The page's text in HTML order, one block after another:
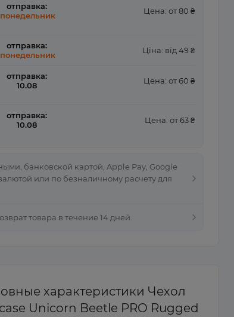
банковской картой, Apple Pay, Google
или по безналичному расчету для
отправка:
понедельник
Цена: от 80 ₴
отправка:
понедельник
Ціна: від 49 ₴
отправка:
10.08
Цена: от 60 ₴
отправка:
10.08
Цена: от 63 ₴
товара в течение 14 дней.
характеристики Чехол
Unicorn Beetle PRO Rugged